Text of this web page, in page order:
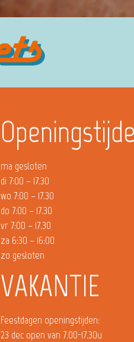
ma gesloten
di 7:00 – 17.30
wo 7:00 – 17.30
do 7:00 – 17.30
vr 7:00 – 17.30
za 6:30 – 16:00
zo gesloten
VAKANTIE
Feestdagen openingstijden:
23 dec open van 7.00-17.30u